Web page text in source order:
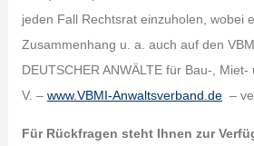
jeden Fall Rechtsrat einzuholen, wobei
Zusammenhang u. a. auch auf den
DEUTSCHER ANWÄLTE für Bau-, Miet-
V. – www.VBMI-Anwaltsverband.de–
Für Rückfragen steht Ihnen zur